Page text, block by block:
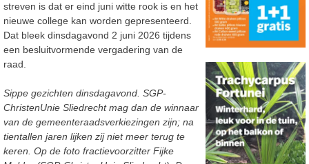
streven is dat er eind juni witte rook is en het
nieuwe college kan worden gepresenteerd.
Dat bleek dinsdagavond 2 juni 2026 tijdens
een besluitvormende vergadering van de
raad.
Sippe gezichten dinsdagavond. SGP-
ChristenUnie Sliedrecht mag dan de winnaar
van de gemeenteraadsverkiezingen zijn; na
tientallen jaren lijken zij niet meer terug te
keren. Op de foto fractievoorzitter Fijke